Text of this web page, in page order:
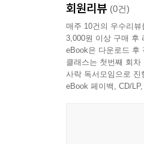
회원리뷰 (0건)
매주 10건의 우수리
3,000원 이상 구매 후
eBook은 다운로드 후
클래스는 첫번째 회
사락 독서모임으로
eBook 페이백, CD/